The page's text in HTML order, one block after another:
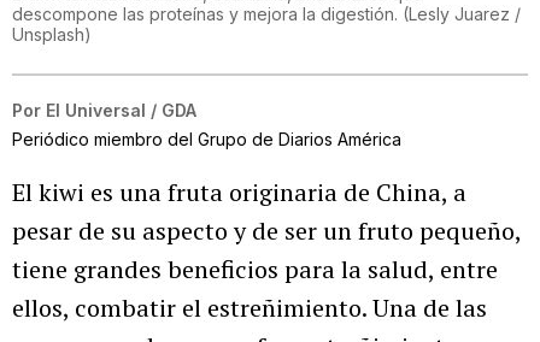
descompone las proteínas y mejora la digestión. (Lesly Juarez /
Unsplash)
Por El Universal / GDA
Periódico miembro del Grupo de Diarios América
El kiwi es una fruta originaria de China, a
pesar de su aspecto y de ser un fruto pequeño,
tiene grandes beneficios para la salud, entre
ellos, combatir el estreñimiento. Una de las